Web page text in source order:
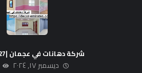
شركة دهانات في عجمان |0521606327
ديسمبر ١٧, ٢٠٢٤